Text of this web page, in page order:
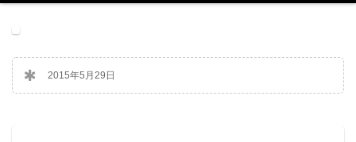
2015年5月29日